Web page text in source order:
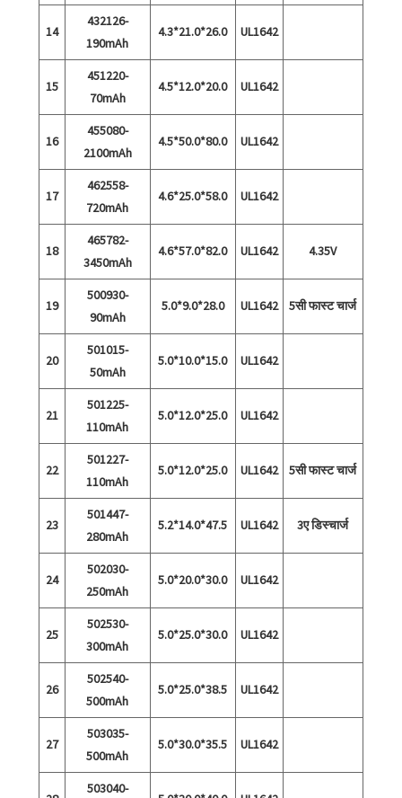
14
432126-
190mAh
4.3*21.0*26.0 UL1642
15
451220-
70mAh
4.5*12.0*20.0 UL1642
16
455080-
2100mAh
4.5*50.0*80.0 UL1642
17
462558-
720mAh
4.6*25.0*58.0 UL1642
18
465782-
3450mAh
4.6*57.0*82.0 UL1642 4.35V
19
500930-
90mAh
5.0*9.0*28.0 UL1642 5सी फास्ट चार्ज
20
501015-
50mAh
5.0*10.0*15.0 UL1642
21
501225-
110mAh
5.0*12.0*25.0 UL1642
22
501227-
110mAh
5.0*12.0*25.0 UL1642 5सी फास्ट चार्ज
23
501447-
280mAh
5.2*14.0*47.5 UL1642 3ए डिस्चार्ज
24
502030-
250mAh
5.0*20.0*30.0 UL1642
25
502530-
300mAh
5.0*25.0*30.0 UL1642
26
502540-
500mAh
5.0*25.0*38.5 UL1642
27
503035-
500mAh
5.0*30.0*35.5 UL1642
503040-